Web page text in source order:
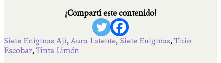
¡Compartí este contenido!
Siete Enigmas Ají, Aura Latente, Siete Enigmas, Ticio
Escobar, Tinta Limón